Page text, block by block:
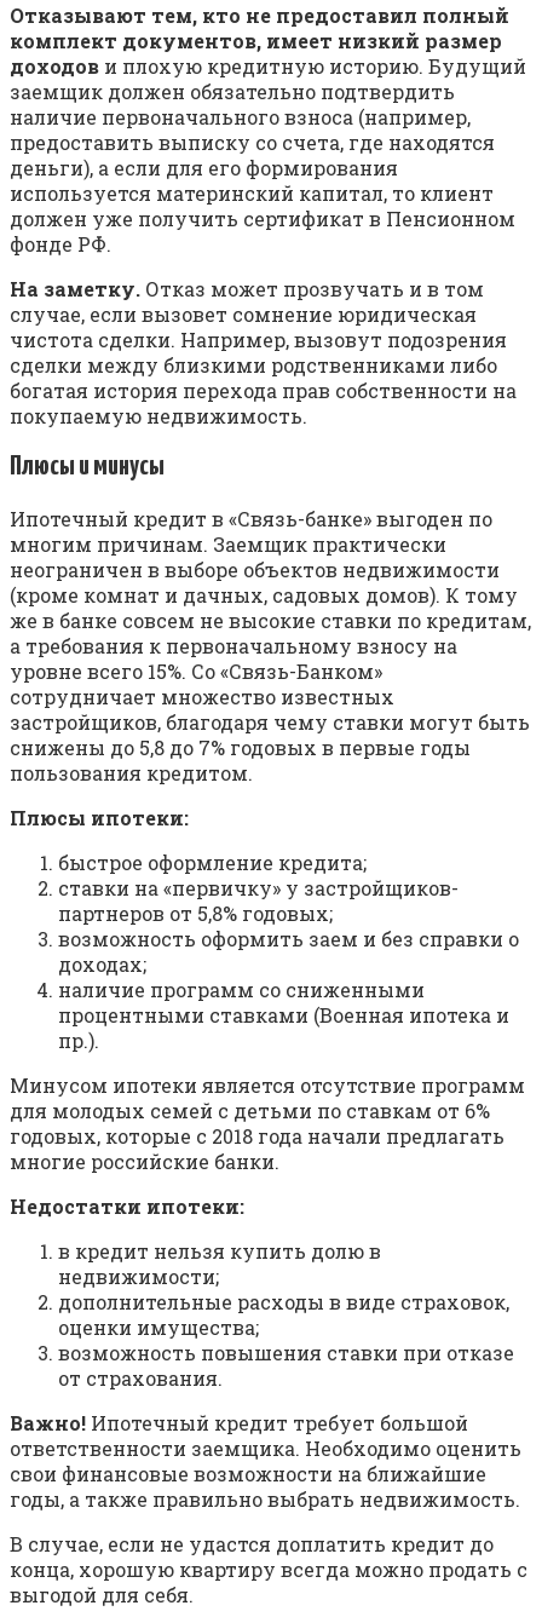
Отказывают тем, кто не предоставил полный
комплект документов, имеет низкий размер
доходов и плохую кредитную историю. Будущий
заемщик должен обязательно подтвердить
наличие первоначального взноса (например,
предоставить выписку со счета, где находятся
деньги), а если для его формирования
используется материнский капитал, то клиент
должен уже получить сертификат в Пенсионном
фонде РФ.
На заметку. Отказ может прозвучать и в том
случае, если вызовет сомнение юридическая
чистота сделки. Например, вызовут подозрения
сделки между близкими родственниками либо
богатая история перехода прав собственности на
покупаемую недвижимость.
Плюсы и минусы
Ипотечный кредит в «Связь-банке» выгоден по
многим причинам. Заемщик практически
неограничен в выборе объектов недвижимости
(кроме комнат и дачных, садовых домов). К тому
же в банке совсем не высокие ставки по кредитам,
а требования к первоначальному взносу на
уровне всего 15%. Со «Связь-Банком»
сотрудничает множество известных
застройщиков, благодаря чему ставки могут быть
снижены до 5,8 до 7% годовых в первые годы
пользования кредитом.
Плюсы ипотеки:
быстрое оформление кредита;
ставки на «первичку» у застройщиков-
партнеров от 5,8% годовых;
возможность оформить заем и без справки о
доходах;
наличие программ со сниженными
процентными ставками (Военная ипотека и
пр.).
Минусом ипотеки является отсутствие программ
для молодых семей с детьми по ставкам от 6%
годовых, которые с 2018 года начали предлагать
многие российские банки.
Недостатки ипотеки:
в кредит нельзя купить долю в
недвижимости;
дополнительные расходы в виде страховок,
оценки имущества;
возможность повышения ставки при отказе
от страхования.
Важно! Ипотечный кредит требует большой
ответственности заемщика. Необходимо оценить
свои финансовые возможности на ближайшие
годы, а также правильно выбрать недвижимость.
В случае, если не удастся доплатить кредит до
конца, хорошую квартиру всегда можно продать с
выгодой для себя.